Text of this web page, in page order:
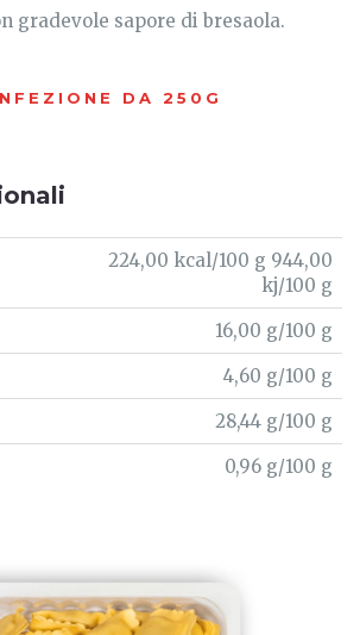
gradevole sapore di bresaola.
DA 250G
224,00 kcal/100 g 944,00
kj/100 g
16,00 g/100 g
4,60 g/100 g
28,44 g/100 g
0,96 g/100 g